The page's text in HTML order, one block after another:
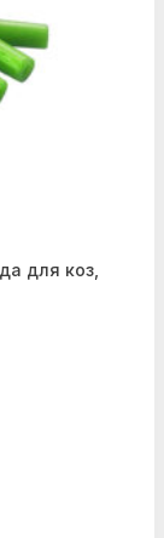
для коз,